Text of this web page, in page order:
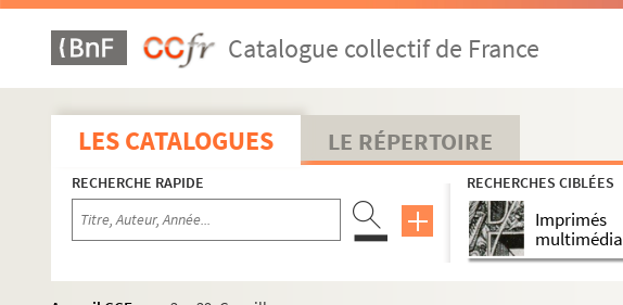
Catalogue collectif de France
LES CATALOGUES LE RÉPERTOIRE
RECHERCHE RAPIDE RECHERCHES CIBLÉES
Imprimés
multimédia
qr2-c-2. Campeson (Gal)
qr2-c-3. Cardevacque (de)
qr2-c-4. Cardon de Garsignies
qr2-c-6. Carpentier (Capitaine)
qr2-c-7. Carpentier, curé de Pecquencourt